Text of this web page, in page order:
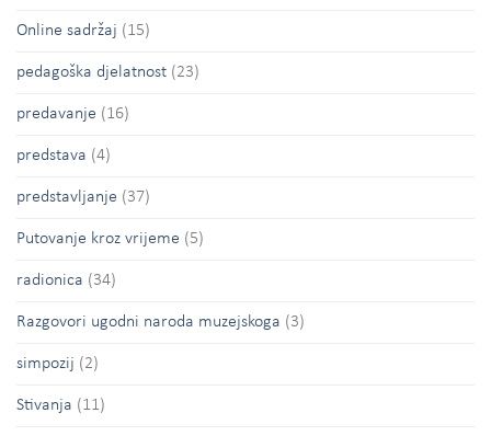
Online sadržaj (15)
pedagoška djelatnost (23)
predavanje (16)
predstava (4)
predstavljanje (37)
Putovanje kroz vrijeme (5)
radionica (34)
Razgovori ugodni naroda muzejskoga (3)
simpozij (2)
Stivanja (11)